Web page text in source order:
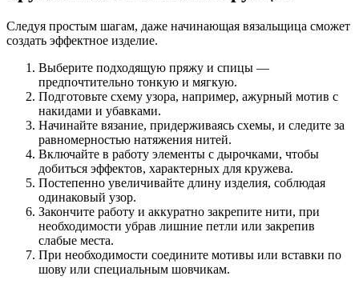
Следуя простым шагам, даже начинающая вязальщица сможет
создать эффектное изделие.
Выберите подходящую пряжу и спицы —
предпочтительно тонкую и мягкую.
Подготовьте схему узора, например, ажурный мотив с
накидами и убавками.
Начинайте вязание, придерживаясь схемы, и следите за
равномерностью натяжения нитей.
Включайте в работу элементы с дырочками, чтобы
добиться эффектов, характерных для кружева.
Постепенно увеличивайте длину изделия, соблюдая
одинаковый узор.
Закончите работу и аккуратно закрепите нити, при
необходимости убрав лишние петли или закрепив
слабые места.
При необходимости соедините мотивы или вставки по
шову или специальным шовчикам.